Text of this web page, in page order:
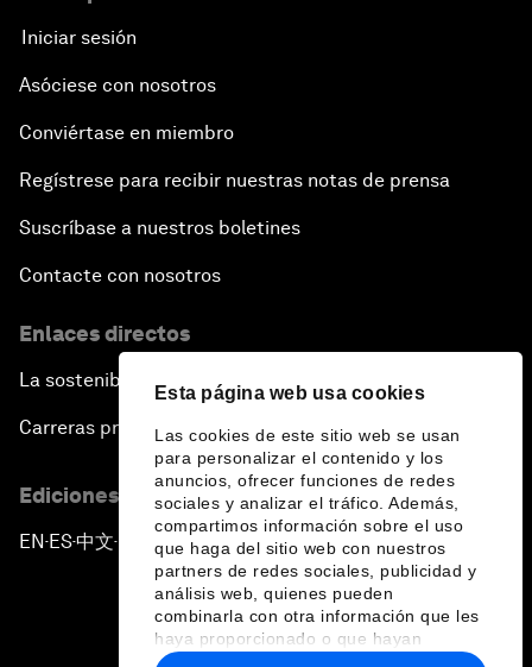
Esta página web usa cookies
Las cookies de este sitio web se usan
para personalizar el contenido y los
anuncios, ofrecer funciones de redes
sociales y analizar el tráfico. Además,
compartimos información sobre el uso
que haga del sitio web con nuestros
partners de redes sociales, publicidad y
análisis web, quienes pueden
combinarla con otra información que les
haya proporcionado o que hayan
recopilado a partir del uso que haya
Iniciar sesión
Asóciese con nosotros
Conviértase en miembro
Regístrese para recibir nuestras notas de prensa
Suscríbase a nuestros boletines
Contacte con nosotros
Enlaces directos
La sostenibilidad en el Foro
Carreras profesionales
Ediciones en otros idiomas
EN ▪ES▪中文▪ 日本語